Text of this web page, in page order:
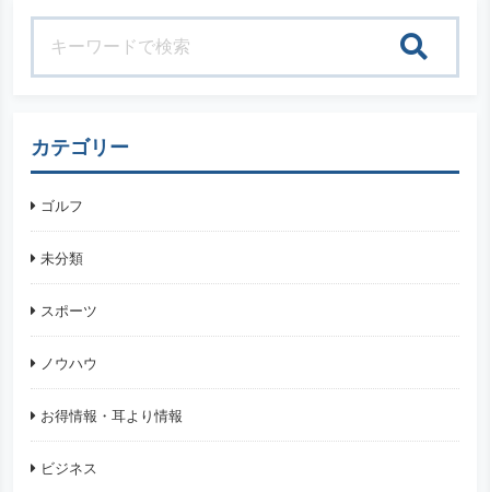
カテゴリー
ゴルフ
未分類
スポーツ
ノウハウ
お得情報・耳より情報
ビジネス